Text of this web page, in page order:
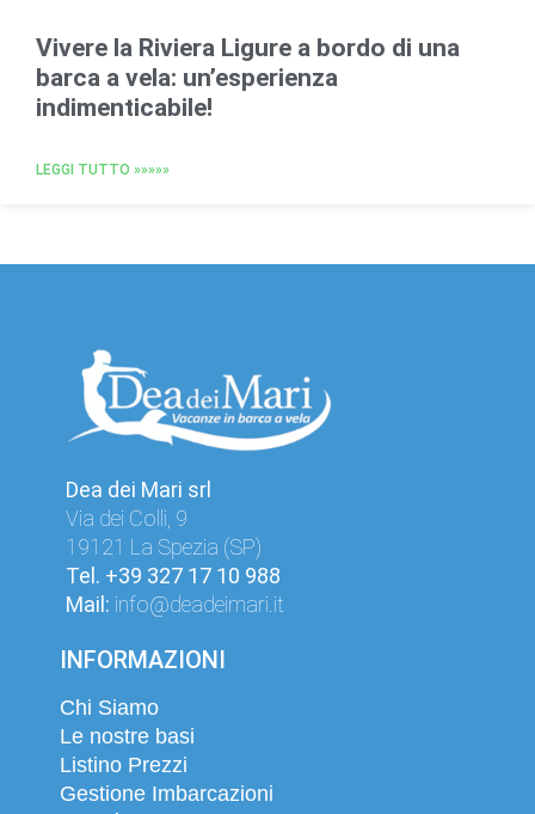
Vivere la Riviera Ligure a bordo di una
barca a vela: un’esperienza
indimenticabile!
LEGGI TUTTO »»»»»
Dea dei Mari srl
Via dei Colli, 9
19121 La Spezia (SP)
Tel. +39 327 17 10 988
Mail: info@deadeimari.it
INFORMAZIONI
Chi Siamo
Le nostre basi
Listino Prezzi
Gestione Imbarcazioni